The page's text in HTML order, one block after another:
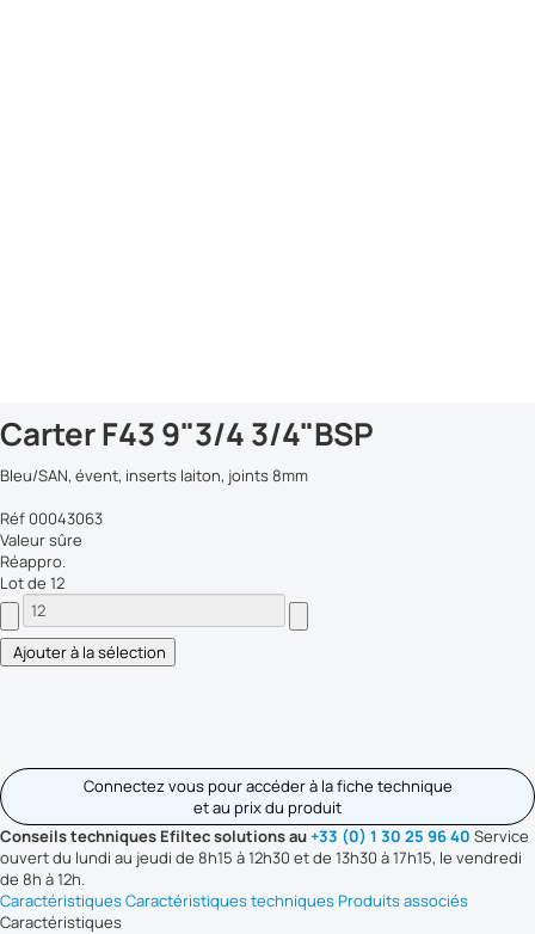
Carter F43 9"3/4 3/4"BSP
Bleu/SAN, évent, inserts laiton, joints 8mm
Réf 00043063
Valeur sûre
Réappro.
Lot de 12
Connectez vous pour accéder à la fiche technique
et au prix du produit
Conseils techniques Efiltec solutions au+33 (0) 1 30 25 96 40 Service
ouvert du lundi au jeudi de 8h15 à 12h30 et de 13h30 à 17h15, le vendredi
de 8h à 12h.
CaractéristiquesCaractéristiques techniques Produits associés
Caractéristiques